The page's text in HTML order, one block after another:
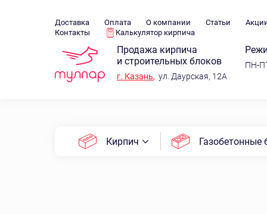
Доставка Оплата О компании Статьи
Контакты
Калькулятор кирпича
Продажа кирпича
и строительных блоков
г. Казань, ул. Даурская, 12А
ПН-
Кирпич Газобетонные